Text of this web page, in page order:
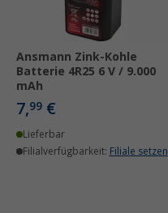
Ansmann Zink-Kohle
Batterie 4R25 6 V / 9.000
mAh
7,99 €
Lieferbar
Filialverfügbarkeit: Filiale setzen